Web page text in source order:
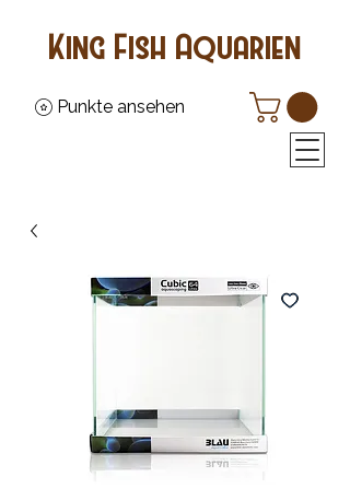
Punkte ansehen
King Fish Aquarien